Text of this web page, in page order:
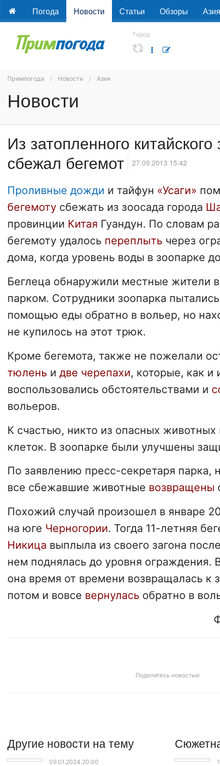
Погода Новости Статьи Обзоры Азия
Город
Примпогода Новости Азия
Новости
Из затопленного
сбежал бегемот
27.09.2013 15:42
Проливные дожди и тайфун «Усаги»
бегемоту сбежать из зоосада города
провинции Китая Гуандун. По словам
бегемоту удалось переплыть через
дома, когда уровень воды в зоопарке
Беглеца обнаружили местные жители
парком. Сотрудники зоопарка
помощью еды обратно в вольер, но
не купилось на этот трюк.
Кроме бегемота, также не пожелали
тюлень и две черепахи, которые, как и
воспользовались обстоятельствами и
вольеров.
К счастью, никто из опасных животных
клеток. В зоопарке были улучшены
По заявлению пресс-секретаря парка,
все сбежавшие животные возвращены
Похожий случай произошел в январе
на юге Черногории. Тогда 11-летняя
Никица выплыла из своего загона
нем поднялась до уровня ограждения.
она время от времени возвращалась к
потом и вовсе вернулась обратно в
Поделитесь новостью
Другие новости на тему
09.01.2024 20:00